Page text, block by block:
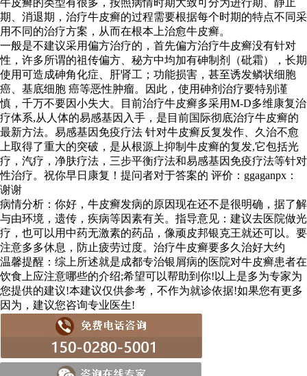
牛皮癣的类型有很多，按照病情时期大致可分为进行期、静止
期、消退期，治疗牛皮癣的过程需要根据每个时期的特点不同采
用不同的治疗方案，从而在根本上治愈牛皮癣。
一般是不建议采用偏方治疗的，首先偏方治疗牛皮癣没有针对
性，许多所谓的祖传偏方、秘方中均加有砷制剂（砒霜），长期
使用可造成砷角化症、肝肾工；功能损害，甚至诱发鳞状细胞
癌、基底细胞 癌等恶性肿瘤。因此，使用砷剂治疗要特别谨
慎，千万不要因小失大。目前治疗牛皮癣多采用M-D多维康复治
疗体系,从人体的易感基因入手，是目前国际彻底治疗牛皮癣的
最新方法。易感基因免疫疗法 针对牛皮癣反复发作、久治不愈
上取得了重大的突破，是从根源上抑制牛皮癣的复发,它包括光
疗，汽疗，净肤疗法，三步平衡疗法和易感基因免疫疗法等针对
性治疗。祝你早日康复！提问者对于答案的 评价：ggaganpx：
谢谢
病情分析：你好，牛皮癣发病的原因现在还不是很明确，据了解
与由环境，遗传，疾病等因素有关。指导意见：建议去医院做光
疗，也可以用中药无激素的药品，像顽皮邦银克王就还可以。要
注意多多休息，防止疲劳过度。治疗牛皮癣要多久治好大约
温馨提醒：综上所述就是成都专治银屑病的医院对牛皮癣患者在
饮食上应注意哪些的介绍;希望可以帮助到你!以上是多为专家为
您提供的建议!本建议仅供参考，不作为就诊依据!如果您有更多
因为，建议您咨询专业医生!